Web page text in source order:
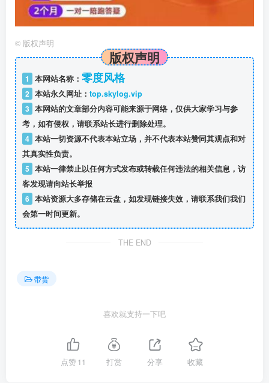
© 版权声明
版权声明
1 本网站名称： 零度风格
2 本站永久网址： top.skylog.vip
3 本网站的文章部分内容可能来源于网络，仅供大家学习与参
考，如有侵权，请联系站长进行删除处理。
4 本站一切资源不代表本站立场，并不代表本站赞同其观点和对
其真实性负责。
5 本站一律禁止以任何方式发布或转载任何违法的相关信息，访
客发现请向站长举报
6 本站资源大多存储在云盘，如发现链接失效，请联系我们我们
会第一时间更新。
THE END
带货
喜欢就支持一下吧
点赞11 打赏 分享 收藏